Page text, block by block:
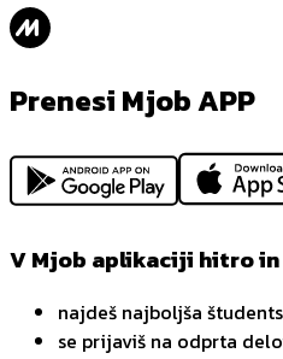
Prenesi Mjob APP
V Mjob aplikaciji hitro
najdeš najboljša
se prijaviš na odprta